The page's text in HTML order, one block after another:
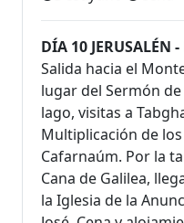
DÍA 10 JERUSALÉN
Salida hacia el
lugar del Sermón
lago, visitas a
Multiplicación de los
Cafarnaúm. Por la
Cana de Galilea,
la Iglesia de la